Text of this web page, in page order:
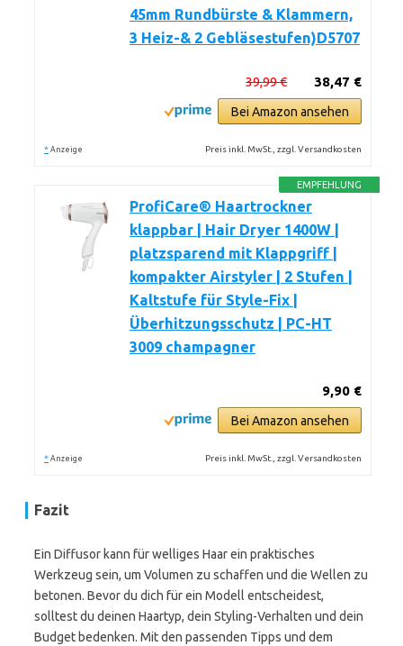
45mm Rundbürste & Klammern,
3 Heiz-& 2 Gebläsestufen)D5707
38,47 €
39,99 €
Bei Amazon ansehen
* Anzeige Preis inkl. MwSt., zzgl. Versandkosten
EMPFEHLUNG
ProfiCare® Haartrockner
klappbar | Hair Dryer 1400W |
platzsparend mit Klappgriff |
kompakter Airstyler | 2 Stufen |
Kaltstufe für Style-Fix |
Überhitzungsschutz | PC-HT
3009 champagner
9,90 €
Bei Amazon ansehen
* Anzeige Preis inkl. MwSt., zzgl. Versandkosten
Fazit
Ein Diffusor kann für welliges Haar ein praktisches
Werkzeug sein, um Volumen zu schaffen und die Wellen zu
betonen. Bevor du dich für ein Modell entscheidest,
solltest du deinen Haartyp, dein Styling-Verhalten und dein
Budget bedenken. Mit den passenden Tipps und dem